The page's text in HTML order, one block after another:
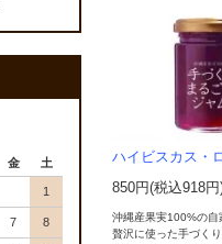
ハイビスカス・
850円(税込918円
沖縄産果実100%の自
贅沢に使った手づく
金 土
1
7 8